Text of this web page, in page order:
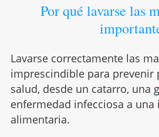
Por qué lavarse las
Lavarse correctamente las
imprescindible para prevenir
salud, desde un catarro, una
enfermedad infecciosa a una
alimentaria.